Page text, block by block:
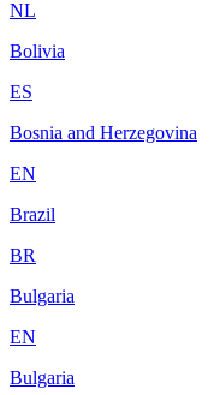
NL
Bolivia
ES
Bosnia and Herzegovina
EN
Brazil
BR
Bulgaria
EN
Bulgaria